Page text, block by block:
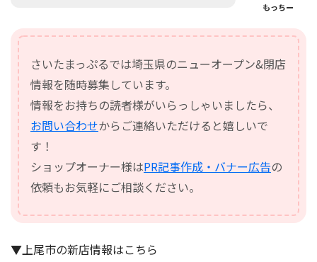
もっちー
さいたまっぷるでは埼玉県のニューオープン&閉店
情報を随時募集しています。
情報をお持ちの読者様がいらっしゃいましたら、
お問い合わせからご連絡いただけると嬉しいで
す！
ショップオーナー様はPR記事作成・バナー広告の
依頼もお気軽にご相談ください。
▼上尾市の新店情報はこちら